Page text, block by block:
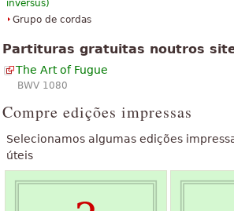
inversus)
Grupo de cordas
Partituras gratuitas noutros
The Art of Fugue
BWV 1080
Compre edições impressas
Selecionamos algumas edições
úteis